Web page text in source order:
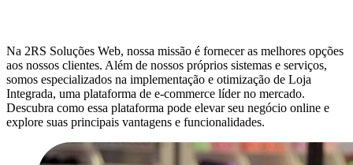
Na 2RS Soluções Web, nossa missão é fornecer as melhores opções
aos nossos clientes. Além de nossos próprios sistemas e serviços,
somos especializados na implementação e otimização de Loja
Integrada, uma plataforma de e-commerce líder no mercado.
Descubra como essa plataforma pode elevar seu negócio online e
explore suas principais vantagens e funcionalidades.